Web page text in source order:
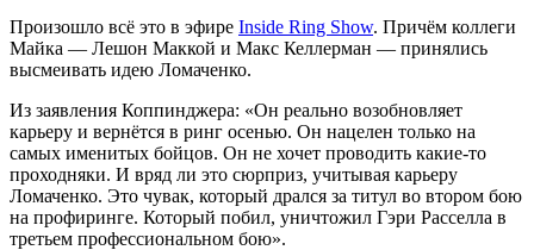
Произошло всё это в эфире Inside Ring Show. Причём коллеги
Майка — Лешон Маккой и Макс Келлерман — принялись
высмеивать идею Ломаченко.
Из заявления Коппинджера: «Он реально возобновляет
карьеру и вернётся в ринг осенью. Он нацелен только на
самых именитых бойцов. Он не хочет проводить какие-то
проходняки. И вряд ли это сюрприз, учитывая карьеру
Ломаченко. Это чувак, который дрался за титул во втором бою
на профиринге. Который побил, уничтожил Гэри Расселла в
третьем профессиональном бою».